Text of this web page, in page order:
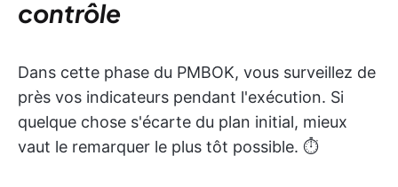
contrôle
Dans cette phase du PMBOK, vous surveillez de
près vos indicateurs pendant l'exécution. Si
quelque chose s'écarte du plan initial, mieux
vaut le remarquer le plus tôt possible. ⏱️